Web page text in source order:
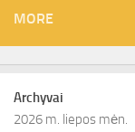
MORE
Archyvai
2026 m. liepos mėn.